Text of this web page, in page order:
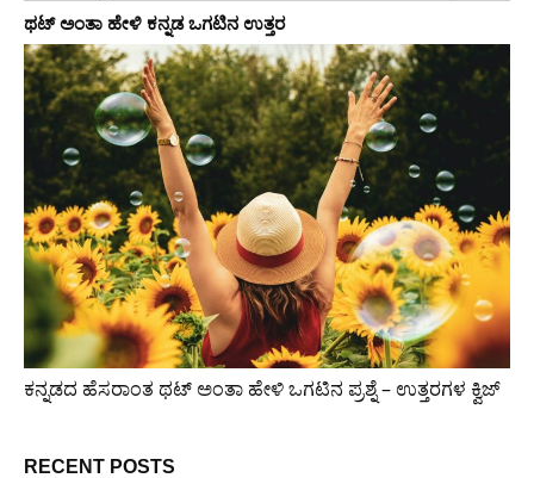
ಥಟ್ ಅಂತಾ ಹೇಳಿ ಕನ್ನಡ ಒಗಟಿನ ಉತ್ತರ
ಕನ್ನಡದ ಹೆಸರಾಂತ ಥಟ್ ಅಂತಾ ಹೇಳಿ ಒಗಟಿನ ಪ್ರಶ್ನೆ – ಉತ್ತರಗಳ ಕ್ವಿಜ್
RECENT POSTS